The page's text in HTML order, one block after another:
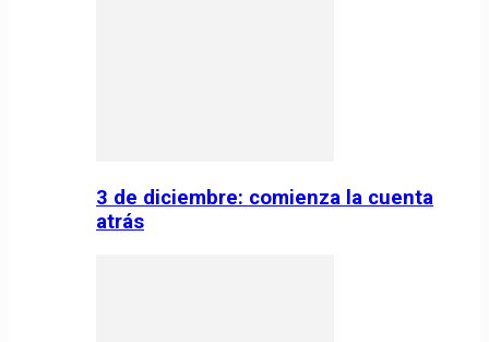
3 de diciembre: comienza la cuenta
atrás